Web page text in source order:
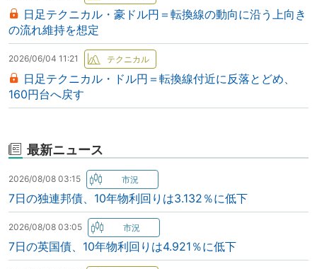
日足テクニカル・豪ドル円＝転換線の動向に沿う上向き
の流れ維持を想定
2026/06/04 11:21
日足テクニカル・ドル円＝転換線付近に反落とどめ、
160円台へ戻す
最新ニュース
2026/08/08 03:15
7日の独連邦債、10年物利回りは3.132％に低下
2026/08/08 03:05
7日の英国債、10年物利回りは4.921％に低下